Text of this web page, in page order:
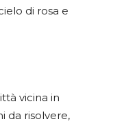
di rosa e
vicina in
da risolvere,